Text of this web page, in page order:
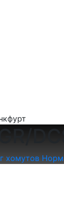
хомутов